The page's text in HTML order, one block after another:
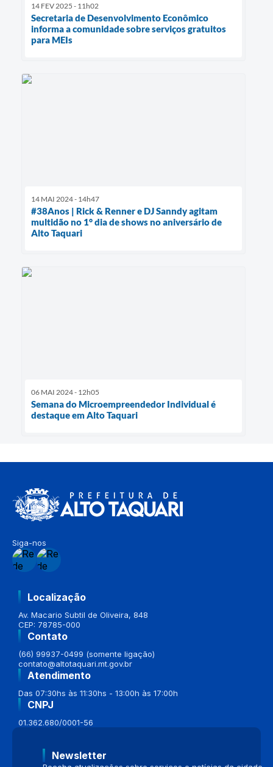
14 FEV 2025 - 11h02
Secretaria de Desenvolvimento Econômico
informa a comunidade sobre serviços gratuitos
para MEIs
14 MAI 2024 - 14h47
#38Anos | Rick & Renner e DJ Sanndy agitam
multidão no 1° dia de shows no aniversário de
Alto Taquari
06 MAI 2024 - 12h05
Semana do Microempreendedor Individual é
destaque em Alto Taquari
Siga-nos
Localização
Av. Macario Subtil de Oliveira, 848
CEP: 78785-000
Contato
(66) 99937-0499 (somente ligação)
contato@altotaquari.mt.gov.br
Atendimento
Das 07:30hs às 11:30hs - 13:00h às 17:00h
CNPJ
01.362.680/0001-56
Newsletter